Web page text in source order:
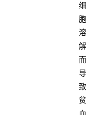
细
胞
溶
解
而
导
致
贫